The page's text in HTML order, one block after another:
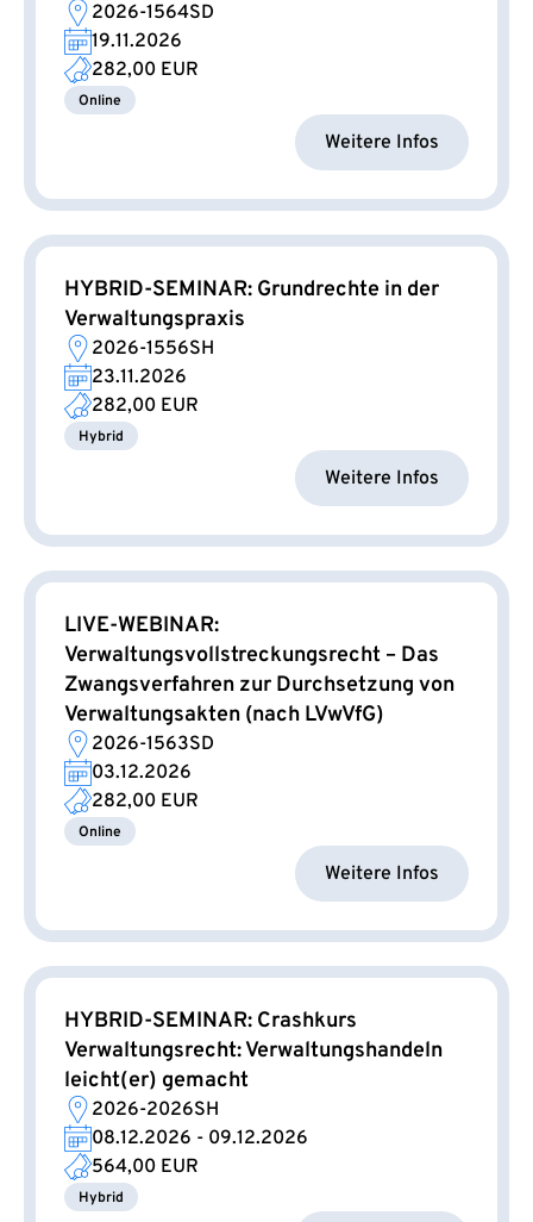
2026-1564SD
19.11.2026
282,00 EUR
Online
Weitere Infos
HYBRID-SEMINAR: Grundrechte in der
Verwaltungspraxis
2026-1556SH
23.11.2026
282,00 EUR
Hybrid
Weitere Infos
LIVE-WEBINAR:
Verwaltungsvollstreckungsrecht – Das
Zwangsverfahren zur Durchsetzung von
Verwaltungsakten (nach LVwVfG)
2026-1563SD
03.12.2026
282,00 EUR
Online
Weitere Infos
HYBRID-SEMINAR: Crashkurs
Verwaltungsrecht: Verwaltungshandeln
leicht(er) gemacht
2026-2026SH
08.12.2026 - 09.12.2026
564,00 EUR
Hybrid